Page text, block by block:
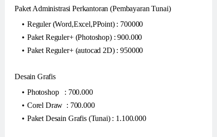
Paket Administrasi Perkantoran (Pembayaran Tunai)
Reguler (Word,Excel,PPoint) : 700000
Paket Reguler+ (Photoshop) : 900.000
Paket Reguler+ (autocad 2D) : 950000
Desain Grafis
Photoshop : 700.000
Corel Draw : 700.000
Paket Desain Grafis (Tunai) : 1.100.000